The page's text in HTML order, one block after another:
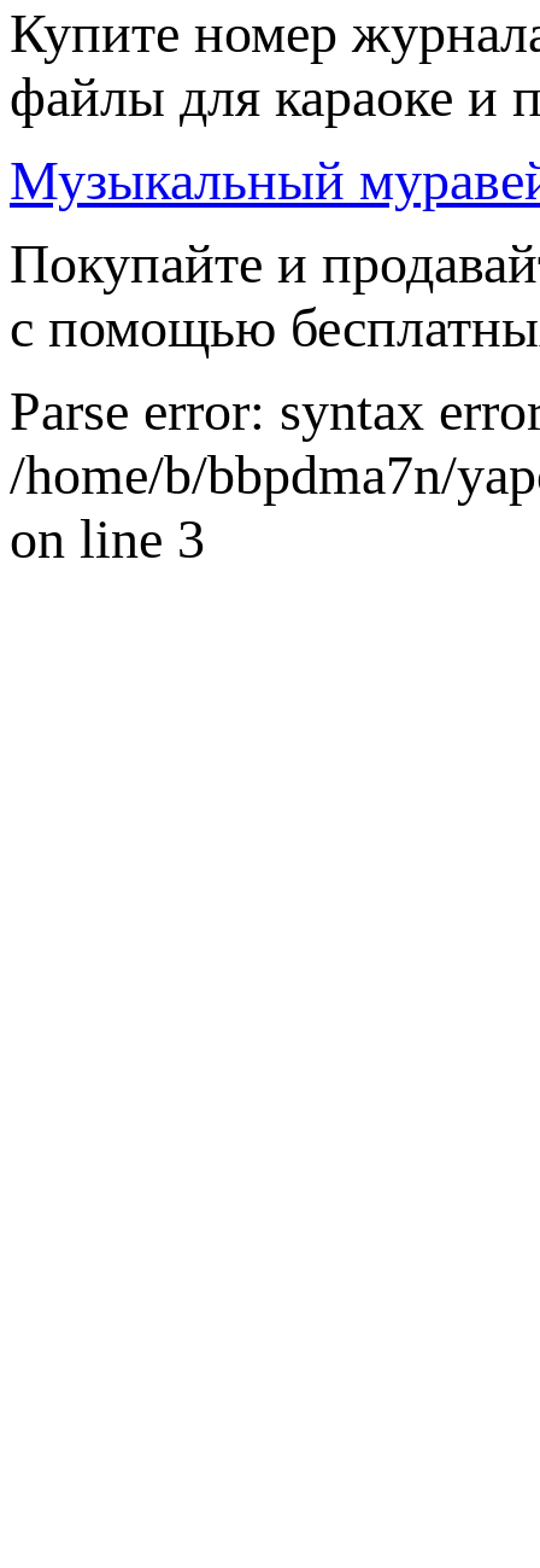
Купите номер
файлы для караоке и
Музыкальный
Покупайте и
с помощью
Parse error: syntax
/home/b/bbpdma7n/
on line 3